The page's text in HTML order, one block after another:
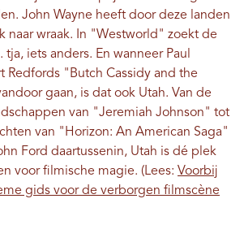
John Wayne heeft door deze landen
naar wraak. In "Westworld" zoekt de
tja, iets anders. En wanneer Paul
Redfords "Butch Cassidy and the
gaan, is dat ook Utah. Van de
van "Jeremiah Johnson" tot
van "Horizon: An American Saga"
Ford daartussenin, Utah is dé plek
voor filmische magie. (Lees: Voorbij
gids voor de verborgen filmscène